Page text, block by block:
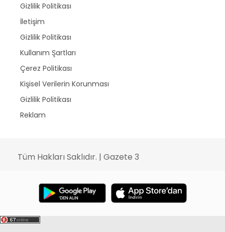
Gizlilik Politikası
İletişim
Gizlilik Politikası
Kullanım Şartları
Çerez Politikası
Kişisel Verilerin Korunması
Gizlilik Politikası
Reklam
Tüm Hakları Saklıdır. | Gazete 3